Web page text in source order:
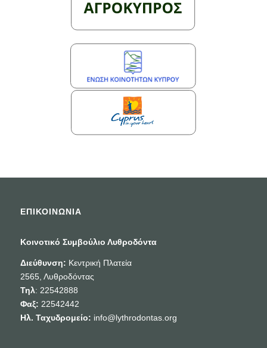
ΕΠΙΚΟΙΝΩΝΙΑ
Κοινοτικό Συμβούλιο Λυθροδόντα
Διεύθυνση: Κεντρική Πλατεία
2565, Λυθροδόντας
Τηλ: 22542888
Φαξ: 22542442
Ηλ. Ταχυδρομείο: info@lythrodontas.org